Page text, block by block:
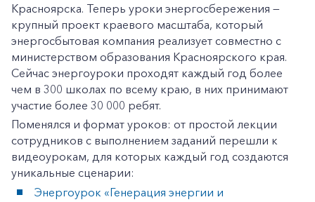
Красноярска. Теперь уроки энергосбережения —
крупный проект краевого масштаба, который
энергосбытовая компания реализует совместно с
министерством образования Красноярского края.
Сейчас энергоуроки проходят каждый год более
чем в 300 школах по всему краю, в них принимают
участие более 30 000 ребят.
Поменялся и формат уроков: от простой лекции
сотрудников с выполнением заданий перешли к
видеоурокам, для которых каждый год создаются
уникальные сценарии:
Энергоурок «Генерация энергии и